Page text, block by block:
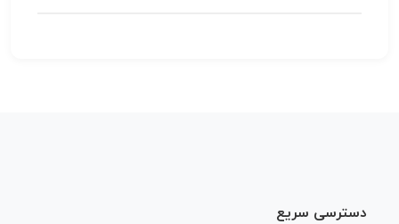
دسترسی سریع